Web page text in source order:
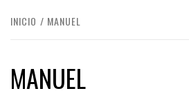
INICIO MANUEL
MANUEL